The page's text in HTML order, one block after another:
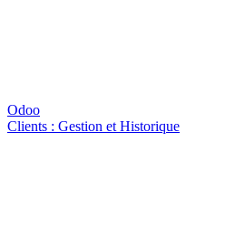
Odoo
Clients : Gestion et Historique